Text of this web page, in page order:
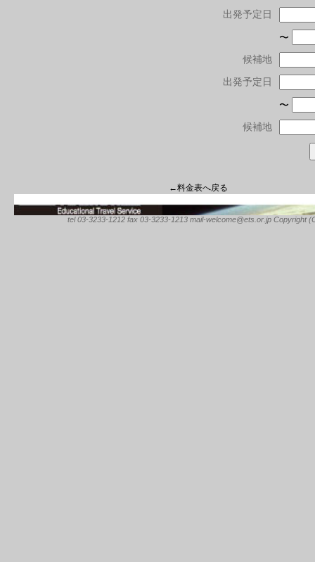
出発予定日
〜
候補地
出発予定日
〜
候補地
←料金表へ戻る
tel 03-3233-1212 fax 03-3233-1213 mail-welcome@ets.or.jp Copyright